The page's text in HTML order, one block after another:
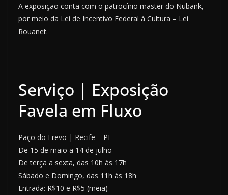
A exposição conta com o patrocínio master do Nubank,
por meio da Lei de Incentivo Federal à Cultura – Lei
Rouanet.
Serviço | Exposição
Favela em Fluxo
Paço do Frevo | Recife – PE
De 15 de maio a 14 de julho
De terça a sexta, das 10h às 17h
Sábado e Domingo, das 11h às 18h
Entrada: R$10 e R$5 (meia)